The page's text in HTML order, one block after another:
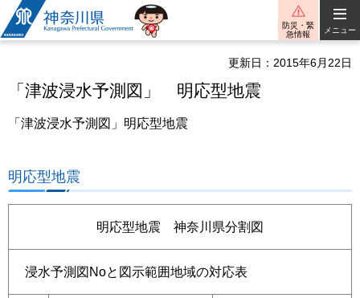
神奈川県
防災・緊
急情報
メニュー
更新日：2015年6月22日
「津波浸水予測図」 明応型地震
「津波浸水予測図」明応型地震
明応型地震
明応型地震 神奈川県分割図
浸水予測図Noと図示範囲地域の対応表